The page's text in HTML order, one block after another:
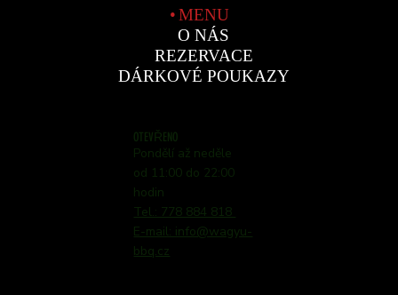
MENU
O NÁS
REZERVACE
DÁRKOVÉ POUKAZY
OTEVŘENO
Pondělí až neděle
od 11:00 do 22:00
hodin
Tel.: 778 884 818
E-mail: info@wagyu-
bbq.cz